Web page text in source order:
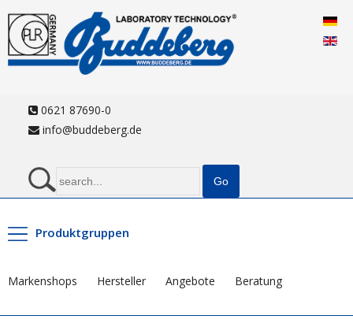
0621 87690-0
info@buddeberg.de
Produktgruppen
Markenshops Hersteller Angebote Beratung